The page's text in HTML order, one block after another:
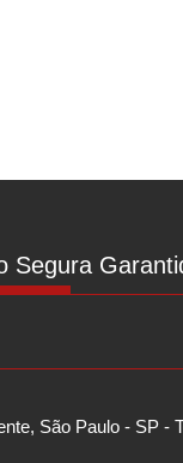
Segura
São Paulo - SP